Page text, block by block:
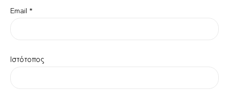
Email *
Ιστότοπος